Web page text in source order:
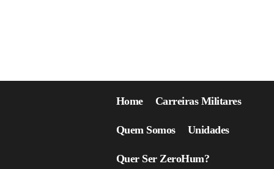
Home Carreiras Militares
Quem Somos Unidades
Quer Ser ZeroHum?